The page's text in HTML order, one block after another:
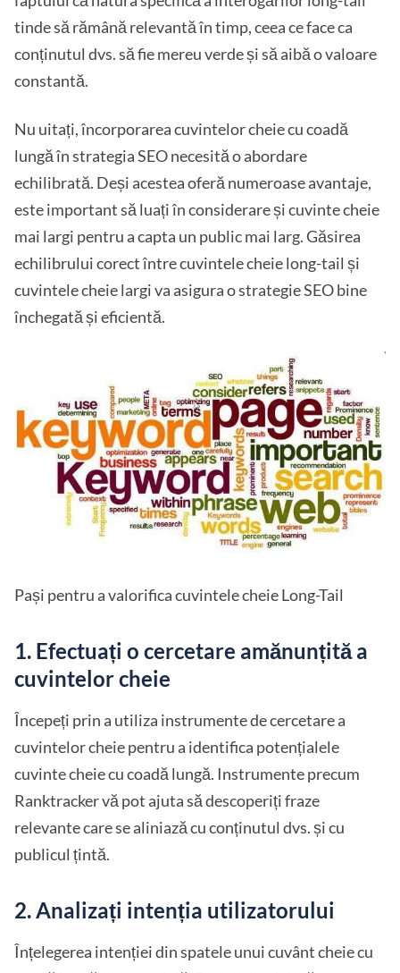
tinde să rămână relevantă în timp, ceea ce face ca
conținutul dvs. să fie mereu verde și să aibă o valoare
constantă.
Nu uitați, încorporarea cuvintelor cheie cu coadă
lungă în strategia SEO necesită o abordare
echilibrată. Deși acestea oferă numeroase avantaje,
este important să luați în considerare și cuvinte cheie
mai largi pentru a capta un public mai larg. Găsirea
echilibrului corect între cuvintele cheie long-tail și
cuvintele cheie largi va asigura o strategie SEO bine
închegată și eficientă.
Pași pentru a valorifica cuvintele cheie Long-Tail
1. Efectuați o cercetare amănunțită a
cuvintelor cheie
Începeți prin a utiliza instrumente de cercetare a
cuvintelor cheie pentru a identifica potențialele
cuvinte cheie cu coadă lungă. Instrumente precum
Ranktracker vă pot ajuta să descoperiți fraze
relevante care se aliniază cu conținutul dvs. și cu
publicul țintă.
2. Analizați intenția utilizatorului
Înțelegerea intenției din spatele unui cuvânt cheie cu